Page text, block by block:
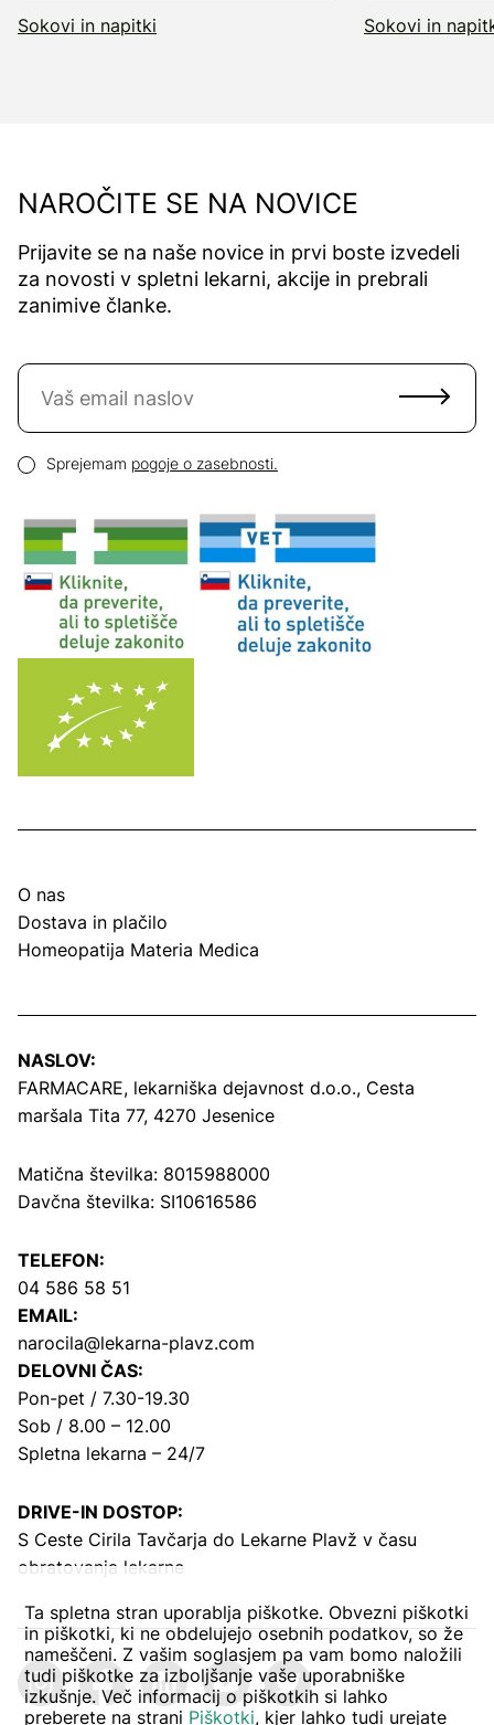
Sokovi in napitki Sokovi in
NAROČITE SE NA NOVICE
Prijavite se na naše novice in prvi boste izvedeli
za novosti v spletni lekarni, akcije in prebrali
zanimive članke.
Naročite se na novice
Pogoji zasebnosti
Sprejemam pogoje o zasebnosti.
O nas
Dostava in plačilo
Homeopatija Materia Medica
NASLOV:
FARMACARE, lekarniška dejavnost d.o.o., Cesta
maršala Tita 77, 4270 Jesenice
Matična številka: 8015988000
Davčna številka: SI10616586
TELEFON:
04 586 58 51
EMAIL:
narocila@lekarna-plavz.com
DELOVNI ČAS:
Pon-pet / 7.30-19.30
Sob / 8.00 – 12.00
Spletna lekarna – 24/7
DRIVE-IN DOSTOP:
S Ceste Cirila Tavčarja do Lekarne Plavž v času
obratovanja lekarne
Ta spletna stran uporablja piškotke. Obvezni piškotki
in piškotki, ki ne obdelujejo osebnih podatkov, so že
nameščeni. Z vašim soglasjem pa vam bomo naložili
tudi piškotke za izboljšanje vaše uporabniške
izkušnje. Več informacij o piškotkih si lahko
preberete na strani Piškotki, kjer lahko tudi urejate